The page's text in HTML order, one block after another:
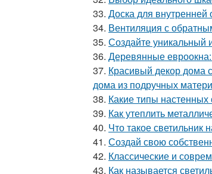
33. Доска для внутренней
34. Вентиляция с
35. Создайте уникальный
36. Деревянные
37. Красивый декор дома
дома из подручных
38. Какие типы
39. Как утеплить
40. Что такое светильник
41. Создай свою
42. Классические и
43. Как называется